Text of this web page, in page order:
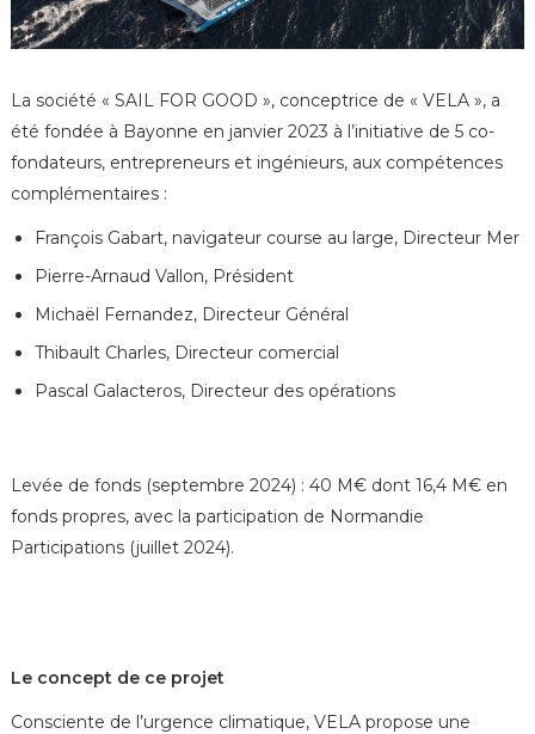
La société « SAIL FOR GOOD », conceptrice de « VELA », a
été fondée à Bayonne en janvier 2023 à l’initiative de 5 co-
fondateurs, entrepreneurs et ingénieurs, aux compétences
complémentaires :
François Gabart, navigateur course au large, Directeur Mer
Pierre-Arnaud Vallon, Président
Michaël Fernandez, Directeur Général
Thibault Charles, Directeur comercial
Pascal Galacteros, Directeur des opérations
Levée de fonds (septembre 2024) : 40 M€ dont 16,4 M€ en
fonds propres, avec la participation de Normandie
Participations (juillet 2024).
Le concept de ce projet
Consciente de l’urgence climatique, VELA propose une